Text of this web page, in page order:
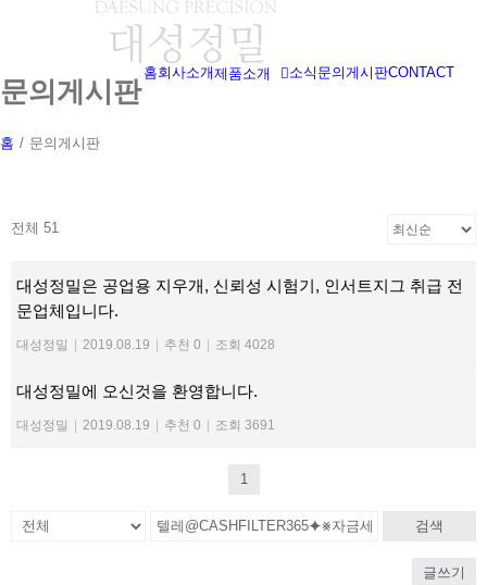
홈회사소개제품소개 소식 문의게시판CONTACT
문의게시판
홈 / 문의게시판
전체 51
대성정밀은 공업용 지우개, 신뢰성 시험기, 인서트지그 취급 전
문업체입니다.
대성정밀 2019.08.19 추천 0 조회 4028
대성정밀에 오신것을 환영합니다.
대성정밀 2019.08.19 추천 0 조회 3691
1
검색
글쓰기